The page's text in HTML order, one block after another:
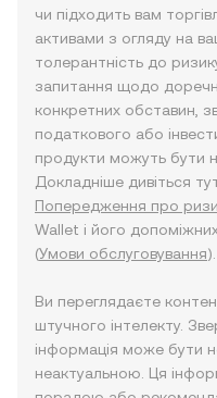
чи підходить вам
активами з огляду на
толерантність до
запитання щодо
конкретних обставин,
податкового або
продукти можуть бути
Докладніше дивіться
Попередження про
Wallet і його
(Умови обслуговування).
Ви переглядаєте
штучного інтелекту.
інформація може бути
неактуальною. Ця